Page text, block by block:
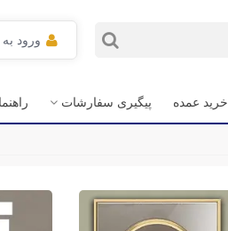
ورود
خرید عمده پیگیری سفارشات